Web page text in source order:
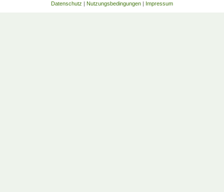
Datenschutz | Nutzungsbedingungen | Impressum